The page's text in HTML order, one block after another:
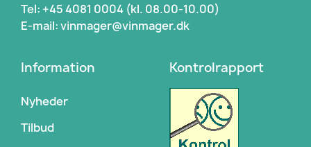
Tel: +45 4081 0004 (kl. 08.00-10.00)
E-mail: vinmager@vinmager.dk
Information
Nyheder
Tilbud
Kontrolrapport